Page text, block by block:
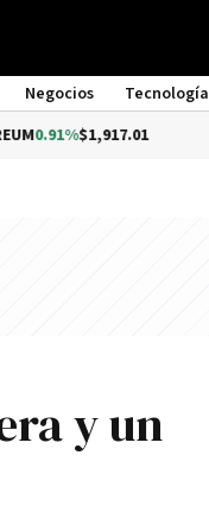
Negocios Tecnología
y un